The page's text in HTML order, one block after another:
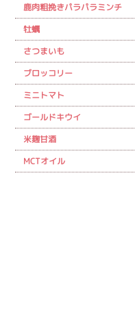
鹿肉粗挽きパラパラミンチ
牡蠣
さつまいも
ブロッコリー
ミニトマト
ゴールドキウイ
米麹甘酒
MCTオイル